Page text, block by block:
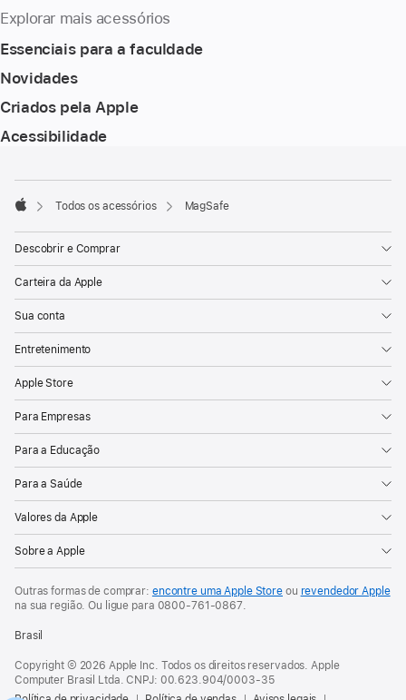
Explorar mais acessórios
Essenciais para a faculdade
Novidades
Criados pela Apple
Acessibilidade
de
rodapéTodos os acessórios MagSafe
Descobrir e Comprar
Carteira da Apple
Sua conta
Entretenimento
Apple Store
Para Empresas
Para a Educação
Para a Saúde
Valores da Apple
Sobre a Apple
Outras formas de comprar: encontre uma Apple Store ou revendedor Apple
na sua região. Ou ligue para 0800-761-0867.
Brasil
Copyright © 2026 Apple Inc. Todos os direitos reservados. Apple
Computer Brasil Ltda. CNPJ: 00.623.904/0003-35